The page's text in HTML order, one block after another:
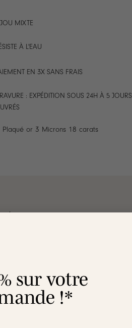
sur votre
!*
MIXTE
À L'EAU
EN 3X SANS FRAIS
: EXPÉDITION SOUS 24H À 5 JOURS
Plaqué or 3 Microns 18 carats